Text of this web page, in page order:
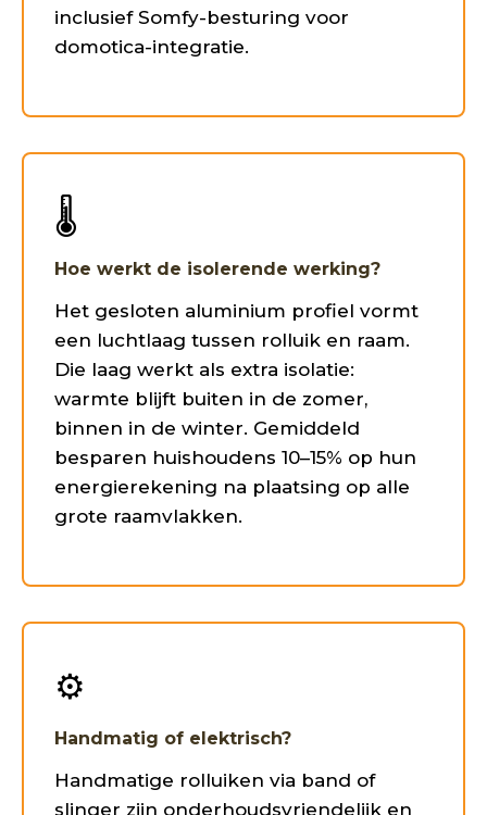
inclusief Somfy-besturing voor
domotica-integratie.
🌡️
Hoe werkt de isolerende werking?
Het gesloten aluminium profiel vormt
een luchtlaag tussen rolluik en raam.
Die laag werkt als extra isolatie:
warmte blijft buiten in de zomer,
binnen in de winter. Gemiddeld
besparen huishoudens 10–15% op hun
energierekening na plaatsing op alle
grote raamvlakken.
⚙️
Handmatig of elektrisch?
Handmatige rolluiken via band of
slinger zijn onderhoudsvriendelijk en